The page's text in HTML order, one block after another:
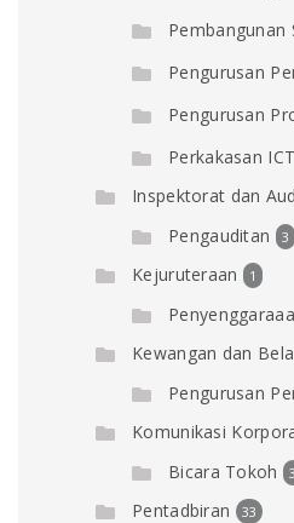
Pembangunan
Pengurusan
Pengurusan
Perkakasan ICT
Inspektorat dan
Pengauditan 3
Kejuruteraan 1
Kewangan dan
Pengurusan
Komunikasi
Bicara Tokoh 3
Pentadbiran 33